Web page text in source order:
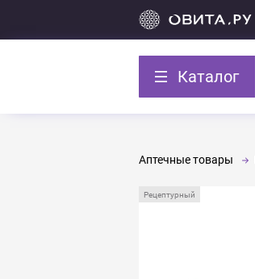
Каталог
Аптечные товары
Рецептурный